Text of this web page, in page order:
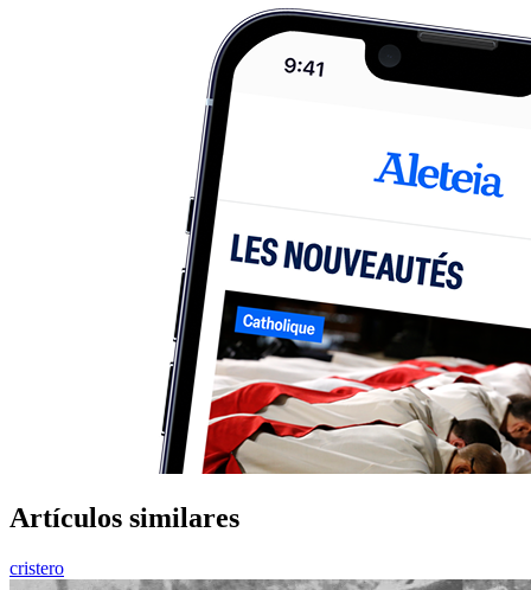
Artículos similares
cristero